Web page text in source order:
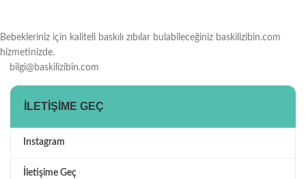
Bebekleriniz için kaliteli baskılı zıbılar bulabileceğiniz baskilizibin.com
hizmetinizde.
bilgi@baskilizibin.com
İLETIŞIME GEÇ
Instagram
İletişime Geç